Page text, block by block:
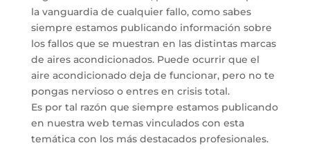
la vanguardia de cualquier fallo, como sabes
siempre estamos publicando información sobre
los fallos que se muestran en las distintas marcas
de aires acondicionados. Puede ocurrir que el
aire acondicionado deja de funcionar, pero no te
pongas nervioso o entres en crisis total.
Es por tal razón que siempre estamos publicando
en nuestra web temas vinculados con esta
temática con los más destacados profesionales.